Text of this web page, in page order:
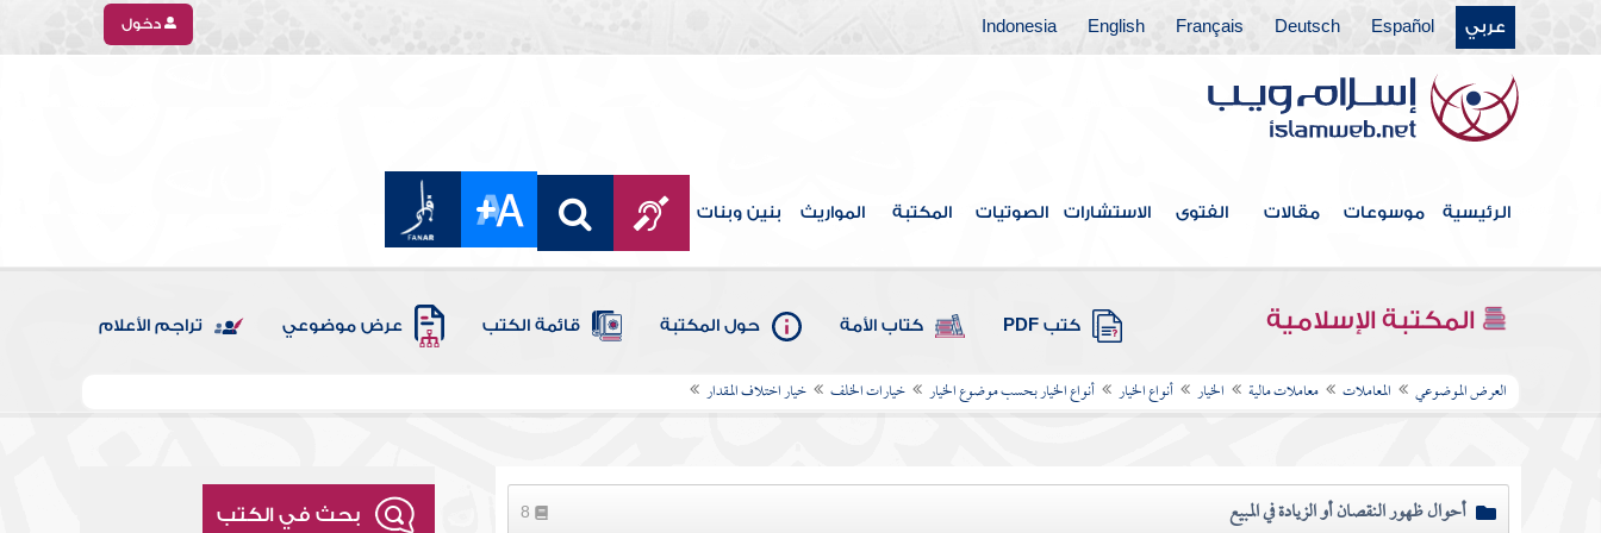
عربي Español
Deutsch
Français
English
Indonesia دخول
الرئيسية موسوعات مقالات الفتوى الاستشارات الصوتيات المكتبة المواريث بنين وبنات
المكتبة الإسلامية كتب PDF كتاب الأمة حول المكتبة قائمة الكتب عرض موضوعي تراجم الأعلام
العرض الموضوعي المعاملات معاملات مالية الخيار أنواع الخيار أنواع الخيار بحسب موضوع الخيار خيارات الخلف خيار اختلاف المقدار
أحوال ظهور النقصان أو الزيادة في المبيع بحث في الكتب